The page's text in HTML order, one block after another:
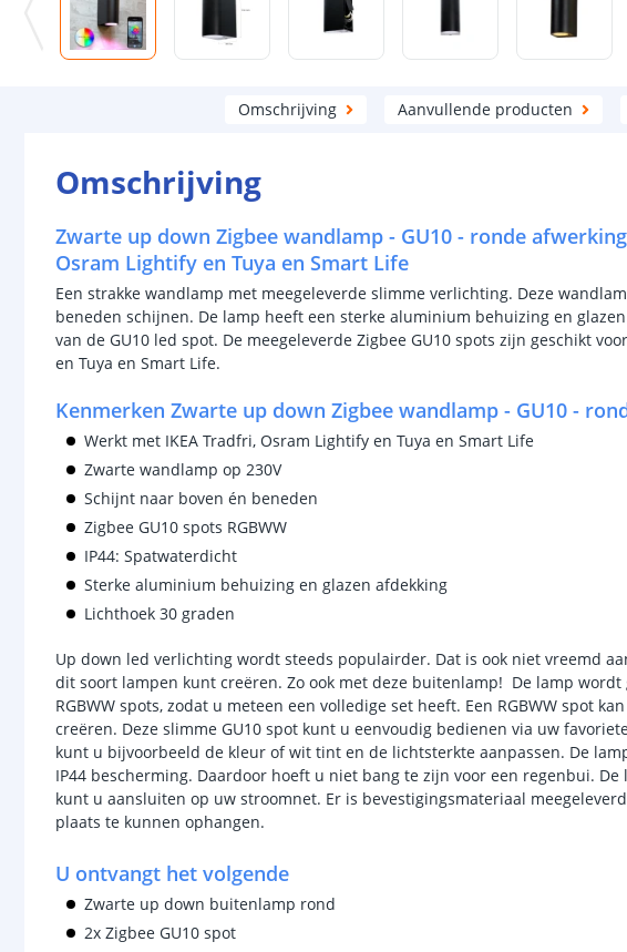
Omschrijving Aanvullende producten
Omschrijving
Zwarte up down Zigbee wandlamp - GU10 - ronde
Osram Lightify en Tuya en Smart Life
Een strakke wandlamp met meegeleverde slimme verlichting. Deze
beneden schijnen. De lamp heeft een sterke aluminium behuizing en
van de GU10 led spot. De meegeleverde Zigbee GU10 spots zijn geschikt
en Tuya en Smart Life.
Kenmerken Zwarte up down Zigbee wandlamp - GU10 -
Werkt met IKEA Tradfri, Osram Lightify en Tuya en Smart Life
Zwarte wandlamp op 230V
Schijnt naar boven én beneden
Zigbee GU10 spots RGBWW
IP44: Spatwaterdicht
Sterke aluminium behuizing en glazen afdekking
Lichthoek 30 graden
Up down led verlichting wordt steeds populairder. Dat is ook niet vreemd
dit soort lampen kunt creëren. Zo ook met deze buitenlamp! De lamp wordt
RGBWW spots, zodat u meteen een volledige set heeft. Een RGBWW spot
creëren. Deze slimme GU10 spot kunt u eenvoudig bedienen via uw
kunt u bijvoorbeeld de kleur of wit tint en de lichtsterkte aanpassen. De
IP44 bescherming. Daardoor hoeft u niet bang te zijn voor een regenbui. De
kunt u aansluiten op uw stroomnet. Er is bevestigingsmateriaal
plaats te kunnen ophangen.
U ontvangt het volgende
Zwarte up down buitenlamp rond
2x Zigbee GU10 spot